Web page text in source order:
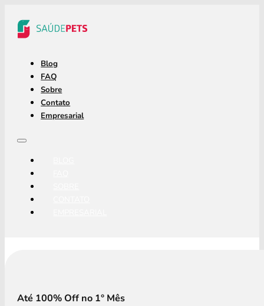
Blog
FAQ
Sobre
Contato
Empresarial
Até 100% Off no 1° Mês